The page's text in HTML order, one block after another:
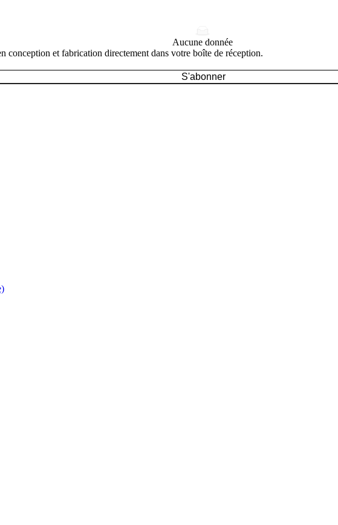
Aucune donnée
conception et fabrication directement dans votre boîte de réception.
S'abonner